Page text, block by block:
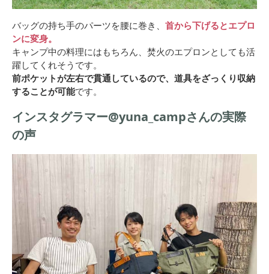
バッグの持ち手のパーツを腰に巻き、 首から下げるとエプロ
ンに変身。
キャンプ中の料理にはもちろん、焚火のエプロンとしても活
躍してくれそうです。
前ポケットが左右で貫通しているので、道具をざっくり収納
することが可能です。
インスタグラマー@yuna_campさんの実際
の声